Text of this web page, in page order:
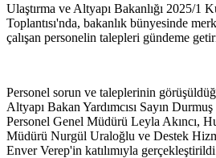
Ulaştırma ve Altyapı Bakanlığı 2025/1
Toplantısı'nda, bakanlık bünyesinde
çalışan personelin talepleri gündeme
Personel sorun ve taleplerinin
Altyapı Bakan Yardımcısı Sayın
Personel Genel Müdürü Leyla Akıncı,
Müdürü Nurgül Uraloğlu ve Destek
Enver Verep'in katılımıyla